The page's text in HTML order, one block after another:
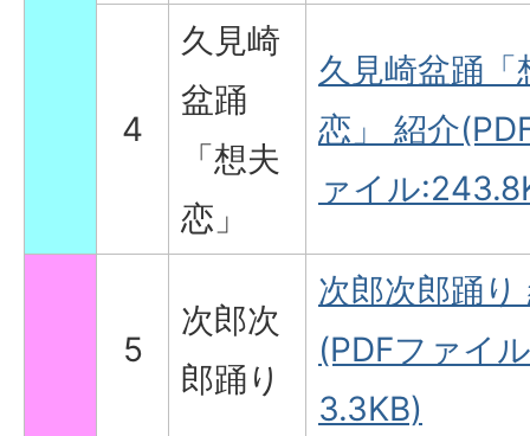
4
久見崎
盆踊
「想夫
恋」
久見崎盆踊「
恋」 紹介
ァイル
5
次郎次
郎踊り
次郎次郎踊り
(PDFファイ
3.3KB)